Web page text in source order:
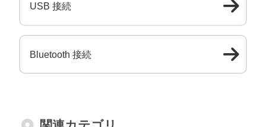
USB 接続
Bluetooth 接続